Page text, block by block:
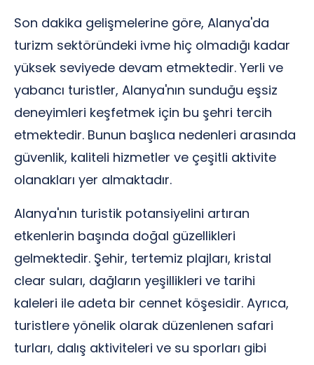
Son dakika gelişmelerine göre, Alanya'da
turizm sektöründeki ivme hiç olmadığı kadar
yüksek seviyede devam etmektedir. Yerli ve
yabancı turistler, Alanya'nın sunduğu eşsiz
deneyimleri keşfetmek için bu şehri tercih
etmektedir. Bunun başlıca nedenleri arasında
güvenlik, kaliteli hizmetler ve çeşitli aktivite
olanakları yer almaktadır.
Alanya'nın turistik potansiyelini artıran
etkenlerin başında doğal güzellikleri
gelmektedir. Şehir, tertemiz plajları, kristal
clear suları, dağların yeşillikleri ve tarihi
kaleleri ile adeta bir cennet köşesidir. Ayrıca,
turistlere yönelik olarak düzenlenen safari
turları, dalış aktiviteleri ve su sporları gibi